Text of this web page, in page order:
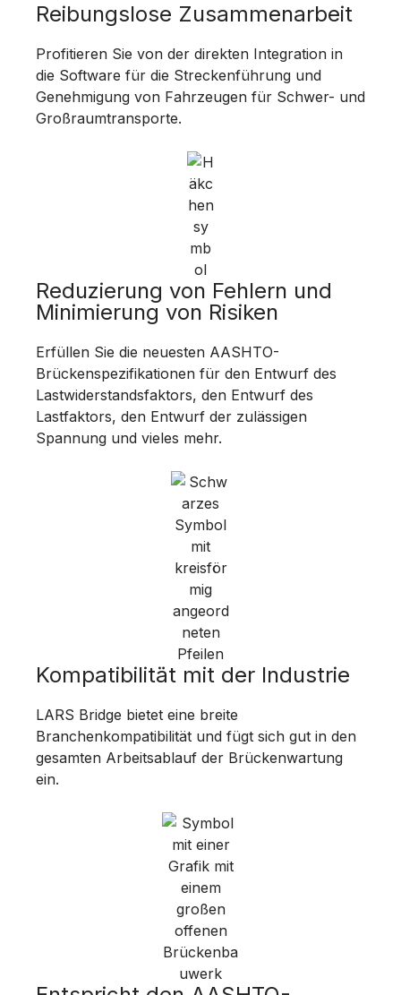
Reibungslose Zusammenarbeit
Profitieren Sie von der direkten Integration in
die Software für die Streckenführung und
Genehmigung von Fahrzeugen für Schwer- und
Großraumtransporte.
Reduzierung von Fehlern und
Minimierung von Risiken
Erfüllen Sie die neuesten AASHTO-
Brückenspezifikationen für den Entwurf des
Lastwiderstandsfaktors, den Entwurf des
Lastfaktors, den Entwurf der zulässigen
Spannung und vieles mehr.
Kompatibilität mit der Industrie
LARS Bridge bietet eine breite
Branchenkompatibilität und fügt sich gut in den
gesamten Arbeitsablauf der Brückenwartung
ein.